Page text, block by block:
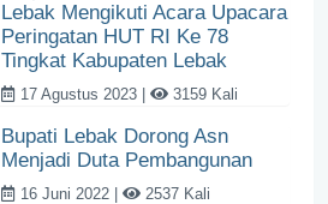
Lebak Mengikuti Acara Upacara
Peringatan HUT RI Ke 78
Tingkat Kabupaten Lebak
17 Agustus 2023 | 3159 Kali
Bupati Lebak Dorong Asn
Menjadi Duta Pembangunan
16 Juni 2022 | 2537 Kali